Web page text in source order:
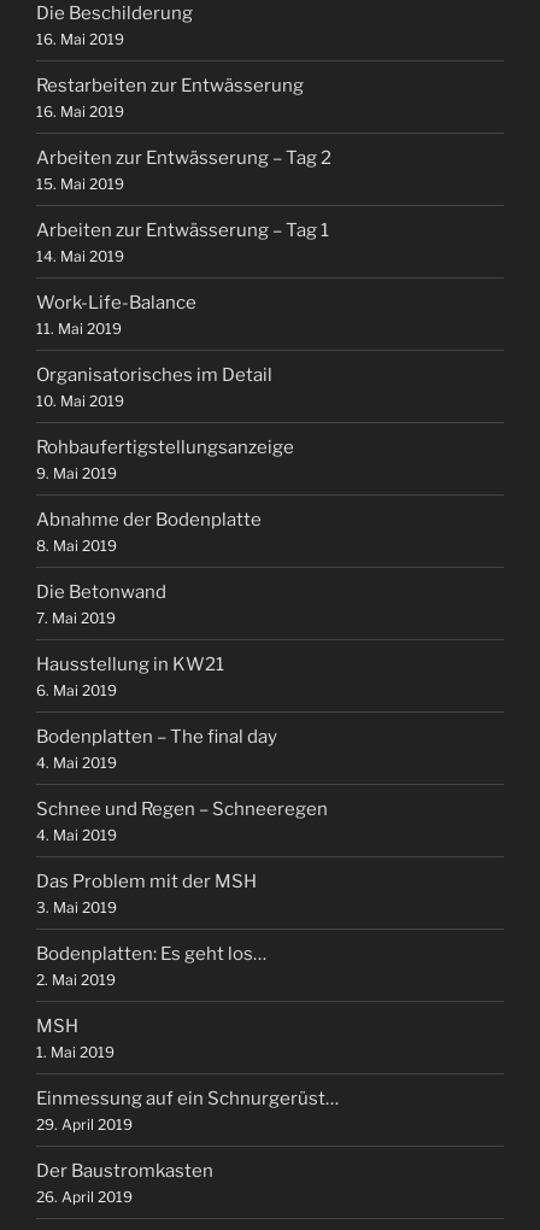
Die Beschilderung
16. Mai 2019
Restarbeiten zur Entwässerung
16. Mai 2019
Arbeiten zur Entwässerung – Tag 2
15. Mai 2019
Arbeiten zur Entwässerung – Tag 1
14. Mai 2019
Work-Life-Balance
11. Mai 2019
Organisatorisches im Detail
10. Mai 2019
Rohbaufertigstellungsanzeige
9. Mai 2019
Abnahme der Bodenplatte
8. Mai 2019
Die Betonwand
7. Mai 2019
Hausstellung in KW21
6. Mai 2019
Bodenplatten – The final day
4. Mai 2019
Schnee und Regen – Schneeregen
4. Mai 2019
Das Problem mit der MSH
3. Mai 2019
Bodenplatten: Es geht los…
2. Mai 2019
MSH
1. Mai 2019
Einmessung auf ein Schnurgerüst…
29. April 2019
Der Baustromkasten
26. April 2019